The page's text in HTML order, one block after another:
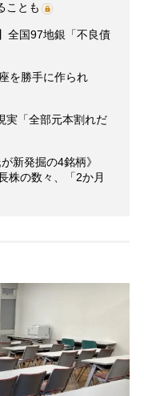
ことも
全国97地銀「不良債
を勝手に作られ
実「全部元本割れだ
新発掘の4銘柄》
株の数々、「2か月